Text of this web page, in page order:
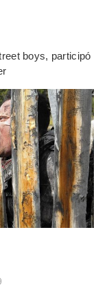
boys, participó